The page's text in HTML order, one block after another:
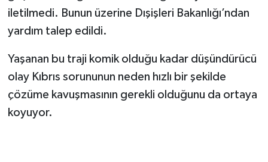
iletilmedi. Bunun üzerine Dışişleri Bakanlığı’ndan
yardım talep edildi.
Yaşanan bu traji komik olduğu kadar düşündürücü
olay Kıbrıs sorununun neden hızlı bir şekilde
çözüme kavuşmasının gerekli olduğunu da ortaya
koyuyor.